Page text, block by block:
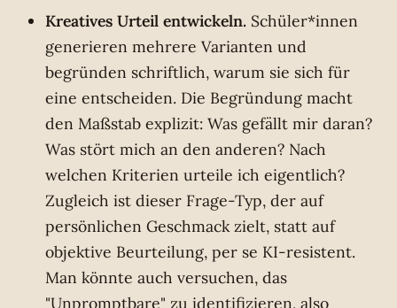
Kreatives Urteil entwickeln. Schüler*innen
generieren mehrere Varianten und
begründen schriftlich, warum sie sich für
eine entscheiden. Die Begründung macht
den Maßstab explizit: Was gefällt mir daran?
Was stört mich an den anderen? Nach
welchen Kriterien urteile ich eigentlich?
Zugleich ist dieser Frage-Typ, der auf
persönlichen Geschmack zielt, statt auf
objektive Beurteilung, per se KI-resistent.
Man könnte auch versuchen, das
"Unpromptbare" zu identifizieren, also